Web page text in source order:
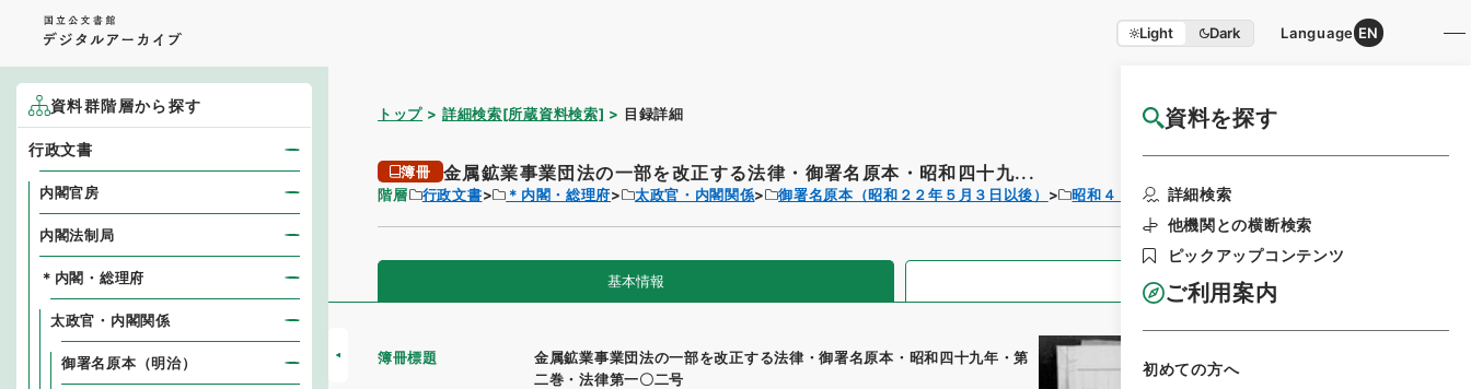
Light Dark Language EN
資料を探す
詳細検索
他機関との横断検索
ピックアップコンテンツ
ご利用案内
初めての方へ
トップ 詳細検索[所蔵資料検索] 目録詳細 国立公文書館HP利用案内
簿冊 金属鉱業事業団法の一部を改正する法律・御署名原本・昭和四十九...
階層 行政文書 ＊内閣・総理府 太政官・内閣関係 御署名原本（昭和２２年５月３日以後） 昭和４９年 法律
基本情報 全ての情報
簿冊標題
金属鉱業事業団法の一部を改正する法律・御署名原本・昭和四十九年・第
二巻・法律第一〇二号
資料群階層から探す
行政文書
内閣官房
内閣法制局
＊内閣・総理府
太政官・内閣関係
御署名原本（明治）